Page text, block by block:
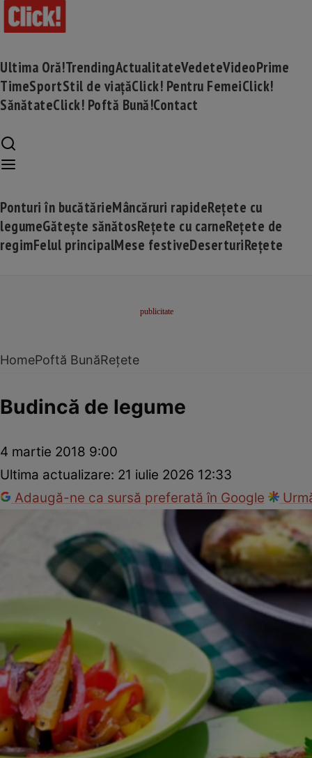
Ultima Oră!TrendingActualitateVedeteVideoPrime
TimeSportStil de viațăClick! Pentru FemeiClick!
SănătateClick! Poftă Bună!Contact
Ponturi în bucătărieMâncăruri rapideRețete cu
legumeGătește sănătosRețete cu carneRețete de
regimFelul principalMese festiveDeserturiRețete
HomePoftă BunăRețete
Budincă de legume
4 martie 2018 9:00
Ultima actualizare: 21 iulie 2026 12:33
Adaugă-ne ca sursă preferată în Google